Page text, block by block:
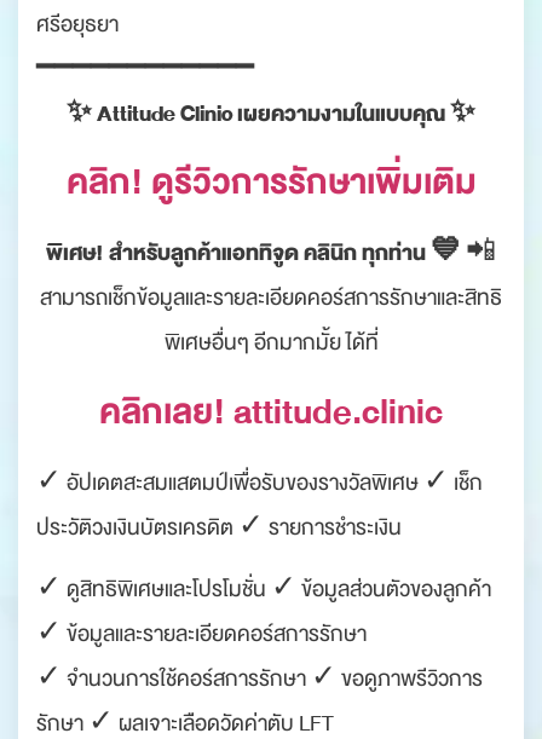
ศรีอยุธยา
━━━━━━━━━━━━
✨ Attitude Clinic เผยความงามในแบบคุณ ✨
คลิก! ดูรีวิวการรักษาเพิ่มเติม
พิเศษ! สำหรับลูกค้าแอททิจูด คลินิก ทุกท่าน 💙 📲
สามารถเช็กข้อมูลและรายละเอียดคอร์สการรักษาและสิทธิ
พิเศษอื่นๆ อีกมากมั้ย ได้ที่
คลิกเลย! attitude.clinic
✓ อัปเดตสะสมแสตมป์เพื่อรับของรางวัลพิเศษ ✓ เช็ก
ประวัติวงเงินบัตรเครดิต ✓ รายการชำระเงิน
✓ ดูสิทธิพิเศษและโปรโมชั่น ✓ ข้อมูลส่วนตัวของลูกค้า
✓ ข้อมูลและรายละเอียดคอร์สการรักษา
✓ จำนวนการใช้คอร์สการรักษา ✓ ขอดูภาพรีวิวการ
รักษา ✓ ผลเจาะเลือดวัดค่าตับ LFT